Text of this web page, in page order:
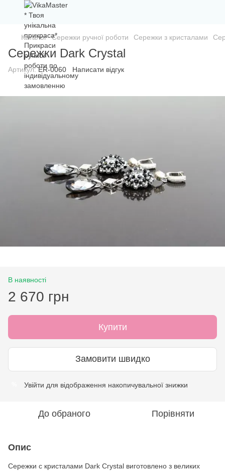
Каталог Сережки ручної роботи Сережки з кристалами
Сережки Dark Crystal
Артикул:ER-0060 Написати відгук
В наявності
2 670 грн
Купити
Замовити швидко
Увійти для відображення накопичувальної знижки
До обраного Порівняти
Опис
Сережки c кристалами Dark Crystal виготовлено з великих